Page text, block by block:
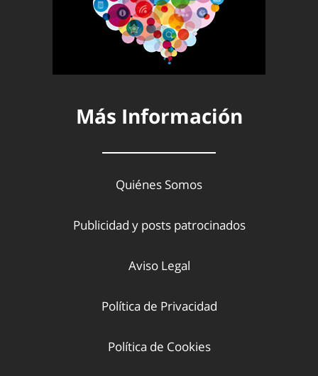
Más Información
Quiénes Somos
Publicidad y posts patrocinados
Aviso Legal
Política de Privacidad
Política de Cookies